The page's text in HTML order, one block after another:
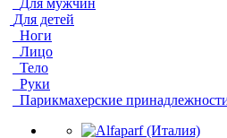
Для мужчин
Для детей
Ноги
Лицо
Тело
Руки
Парикмахерские